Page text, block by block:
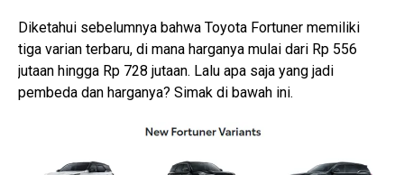
Diketahui sebelumnya bahwa Toyota Fortuner memiliki
tiga varian terbaru, di mana harganya mulai dari Rp 556
jutaan hingga Rp 728 jutaan. Lalu apa saja yang jadi
pembeda dan harganya? Simak di bawah ini.